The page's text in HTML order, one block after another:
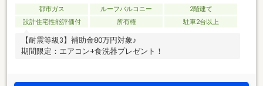
都市ガス ルーフバルコニー
2階建て
設計住宅性能評価付
所有権 駐車2台以上
【耐震等級3】補助金80万円対象♪
期間限定：エアコン+食洗器プレゼント！